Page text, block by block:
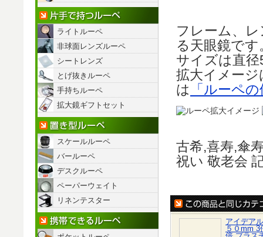
ライトルーペ
非球面レンズルーペ
シートレンズ
とげ抜きルーペ
手持ちルーペ
拡大鏡ギフトセット
スケールルーペ
バールーペ
デスクルーペ
ペーパーウェイト
リネンテスター
携帯できるルーペ
フレーム、
る天眼鏡です
サイズは直
拡大イメー
は
「ルーペ
古希,喜寿,傘
祝い 敬老会
アイデア
５０mm 3